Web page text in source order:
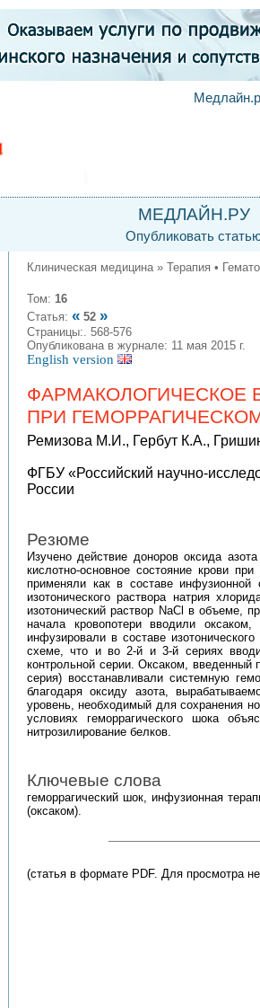
МЕДЛАЙН.РУ
Опубликовать
Клиническая медицина » Терапия •
Том: 16
Статья: « 52 »
Страницы:. 568-576
Опубликована в журнале: 11 мая 2015 г.
English version
ФАРМАКОЛОГИЧЕСКОЕ
ПРИ
Ремизова М.И., Гербут К.А.,
ФГБУ «Российский научно-
России
Резюме
Изучено действие доноров оксида
кислотно-основное состояние крови
применяли как в составе
изотонического раствора натрия
изотонический раствор NaCl в
начала кровопотери вводили
инфузировали в составе
схеме, что и во 2-й и 3-й сериях
контрольной серии. Оксаком, введенный
серия) восстанавливали системную
благодаря оксиду азота,
уровень, необходимый для сохранения
условиях геморрагического шока
нитрозилирование белков.
Ключевые слова
геморрагический шок, инфузионная
(оксаком).
(статья в формате PDF. Для просмотра